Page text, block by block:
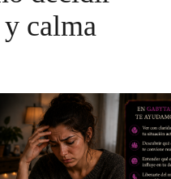
calma